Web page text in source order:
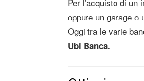
Per l’acquisto di un
oppure un garage o
Oggi tra le varie
Ubi Banca.